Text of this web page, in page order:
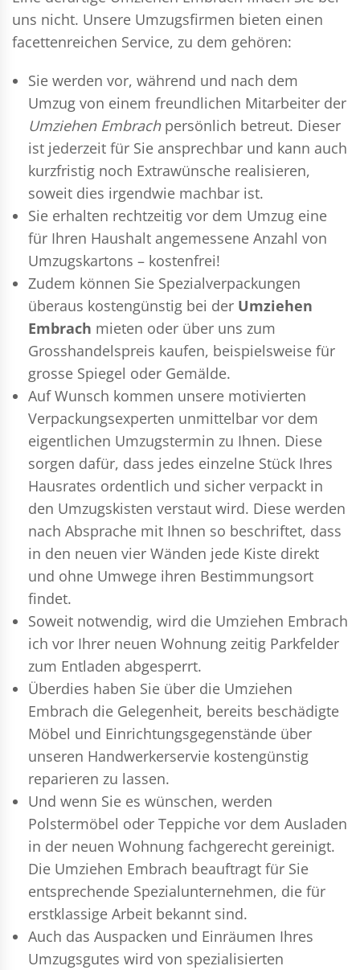
uns nicht. Unsere Umzugsfirmen bieten einen
facettenreichen Service, zu dem gehören:
Sie werden vor, während und nach dem
Umzug von einem freundlichen Mitarbeiter der
Umziehen Embrachpersönlich betreut. Dieser
ist jederzeit für Sie ansprechbar und kann auch
kurzfristig noch Extrawünsche realisieren,
soweit dies irgendwie machbar ist.
Sie erhalten rechtzeitig vor dem Umzug eine
für Ihren Haushalt angemessene Anzahl von
Umzugskartons – kostenfrei!
Zudem können Sie Spezialverpackungen
überaus kostengünstig bei der Umziehen
Embrach mieten oder über uns zum
Grosshandelspreis kaufen, beispielsweise für
grosse Spiegel oder Gemälde.
Auf Wunsch kommen unsere motivierten
Verpackungsexperten unmittelbar vor dem
eigentlichen Umzugstermin zu Ihnen. Diese
sorgen dafür, dass jedes einzelne Stück Ihres
Hausrates ordentlich und sicher verpackt in
den Umzugskisten verstaut wird. Diese werden
nach Absprache mit Ihnen so beschriftet, dass
in den neuen vier Wänden jede Kiste direkt
und ohne Umwege ihren Bestimmungsort
findet.
Soweit notwendig, wird die Umziehen Embrach
ich vor Ihrer neuen Wohnung zeitig Parkfelder
zum Entladen abgesperrt.
Überdies haben Sie über die Umziehen
Embrach die Gelegenheit, bereits beschädigte
Möbel und Einrichtungsgegenstände über
unseren Handwerkerservie kostengünstig
reparieren zu lassen.
Und wenn Sie es wünschen, werden
Polstermöbel oder Teppiche vor dem Ausladen
in der neuen Wohnung fachgerecht gereinigt.
Die Umziehen Embrach beauftragt für Sie
entsprechende Spezialunternehmen, die für
erstklassige Arbeit bekannt sind.
Auch das Auspacken und Einräumen Ihres
Umzugsgutes wird von spezialisierten